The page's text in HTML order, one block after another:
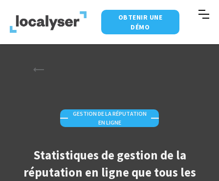
OBTENIR UNE
DÉMO
—
GESTION DE LA RÉPUTATION
EN LIGNE
—
Statistiques de gestion de la
réputation en ligne que tous les